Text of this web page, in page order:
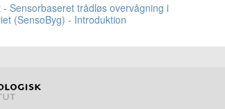
- Sensorbaseret trådløs overvågning i
(SensoByg) - Introduktion